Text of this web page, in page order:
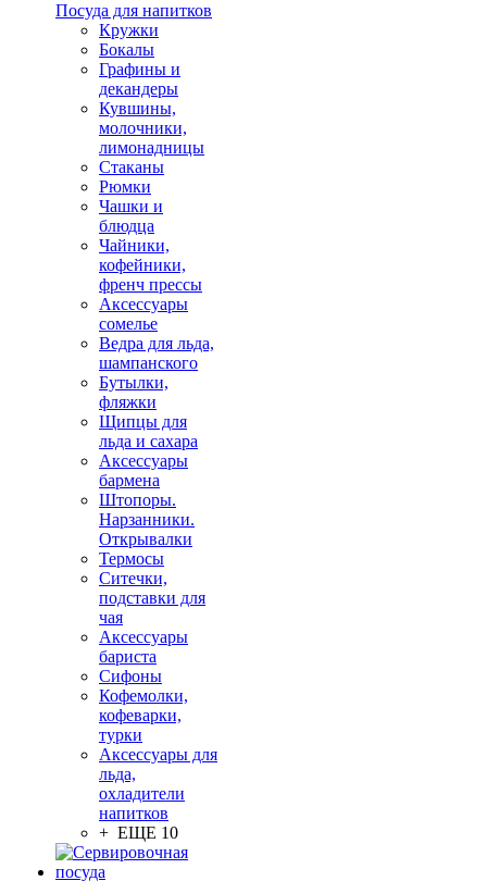
Посуда для напитков
Кружки
Бокалы
Графины и
декандеры
Кувшины,
молочники,
лимонадницы
Стаканы
Рюмки
Чашки и
блюдца
Чайники,
кофейники,
френч прессы
Аксессуары
сомелье
Ведра для льда,
шампанского
Бутылки,
фляжки
Щипцы для
льда и сахара
Аксессуары
бармена
Штопоры.
Нарзанники.
Открывалки
Термосы
Ситечки,
подставки для
чая
Аксессуары
бариста
Сифоны
Кофемолки,
кофеварки,
турки
Аксессуары для
льда,
охладители
напитков
+ ЕЩЕ 10